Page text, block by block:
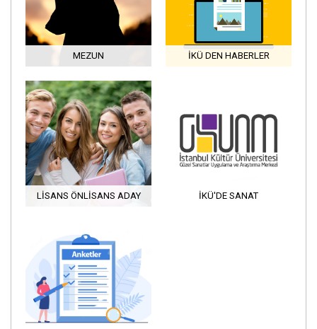
MEZUN İKÜ DEN HABERLER
LISANS ÖNLISANS ADAY İKÜ'DE SANAT